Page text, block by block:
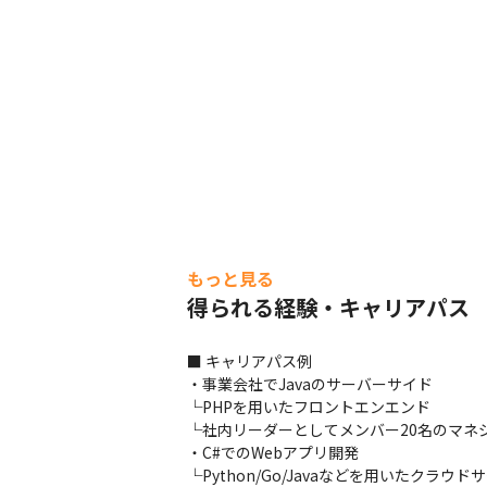
もっと見る
得られる経験・キャリアパス
■ キャリアパス例
・事業会社でJavaのサーバーサイド
└PHPを用いたフロントエンエンド
└社内リーダーとしてメンバー20名のマネ
・C#でのWebアプリ開発
└Python/Go/Javaなどを用いたクラウド